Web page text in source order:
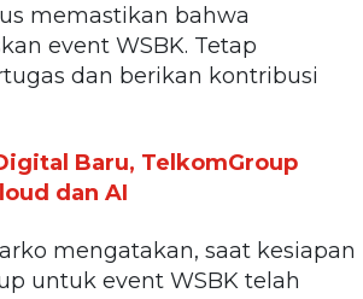
memastikan bahwa
event WSBK. Tetap
dan berikan kontribusi
Baru, TelkomGroup
dan AI
mengatakan, saat kesiapan
untuk event WSBK telah